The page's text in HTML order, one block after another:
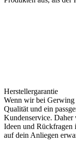
Herstellergarantie
Wenn wir bei Gerwing
Qualität und ein
Kundenservice. Daher
Ideen und Rückfragen
auf dein Anliegen